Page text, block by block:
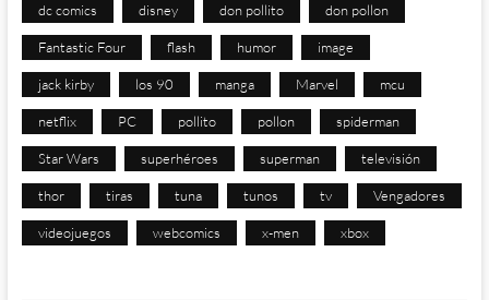
dc comics disney don pollito don pollon
Fantastic Four flash humor image
jack kirby los 90 manga Marvel mcu
netflix PC pollito pollon spiderman
Star Wars superhéroes superman televisión
thor tiras tuna tunos tv Vengadores
videojuegos webcomics x-men xbox